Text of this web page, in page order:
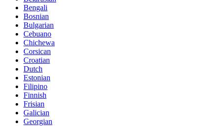
Bengali
Bosnian
Bulgarian
Cebuano
Chichewa
Corsican
Croatian
Dutch
Estonian
Filipino
Finnish
Frisian
Galician
Georgian